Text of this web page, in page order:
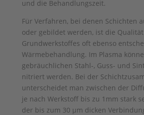
und die Behandlungszeit.
Für Verfahren, bei denen Schichten
oder gebildet werden, ist die
Grundwerkstoffes oft ebenso
Wärmebehandlung. Im Plasma
gebräuchlichen Stahl-, Guss- und
nitriert werden. Bei der
unterscheidet man zwischen der
je nach Werkstoff bis zu 1mm stark
der bis zum 30 µm dicken